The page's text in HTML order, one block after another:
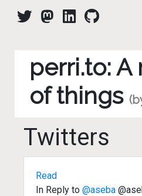
perri.to: A
of things
Twitters
Read
In Reply to @aseba